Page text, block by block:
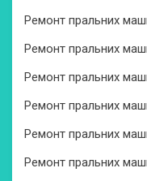
Ремонт пральних
Ремонт пральних
Ремонт пральних
Ремонт пральних
Ремонт пральних
Ремонт пральних